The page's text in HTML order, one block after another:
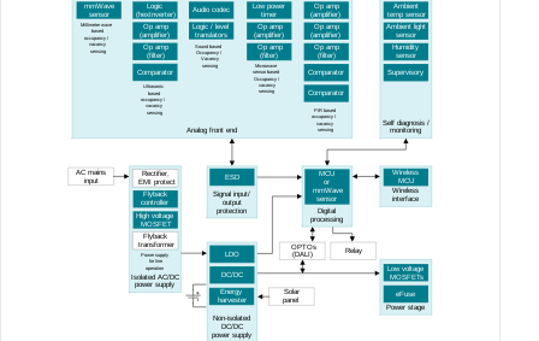
OPTOs
(DALI) Relay
AC mains
input
Solar
panel
Analog front end
Op amp
(filter)
Logic
(hexInverter)
Comparator
Op amp
(amplifier)
Ultrasonic
based
occupancy/
vacancy
sensing
Audio codec
Logic / level
translators
Sound based
Occupancy/
Vacancy
sensing
Low power
timer
Op amp
(amplifier)
Op amp
(filter)
Microwave
sensor based
Occupancy/
vacancy
sensing
Op amp
(amplifier)
Op amp
(amplifier)
Op amp
(filter)
Comparator
Comparator
PIR based
occupancy/
vacancy
sensing
mmWave
sensor
Millimeter wave
based
occupancy/
vacancy
sensing
Self diagnosis /
monitoring
Supervisory
Ambient
temp sensor
Ambient light
sensor
Humidity
sensor
Wireless
interface
Wireless
MCU
Digital
processing
MCU
or
mmWave
sensor
Signal input/
output
protection
ESD
Non-isolated
DC/DC
power supply
LDO
DC/DC
Energy
harvester
Power stage
Low voltage
MOSFETs
eFuse
Isolated AC/DC
power supply
Flyback
controller
High voltage
MOSFET
Rectifier,
EMI protect
Flyback
transformer
Power supply
for line
operation